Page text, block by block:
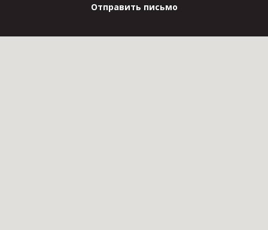
Отправить письмо